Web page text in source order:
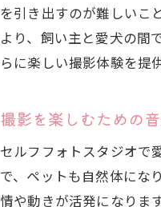
を引き出すのが難しいこ
より、飼い主と愛犬の間
らに楽しい撮影体験を提
撮影を楽しむための
セルフフォトスタジオで
で、ペットも自然体にな
情や動きが活発になりま